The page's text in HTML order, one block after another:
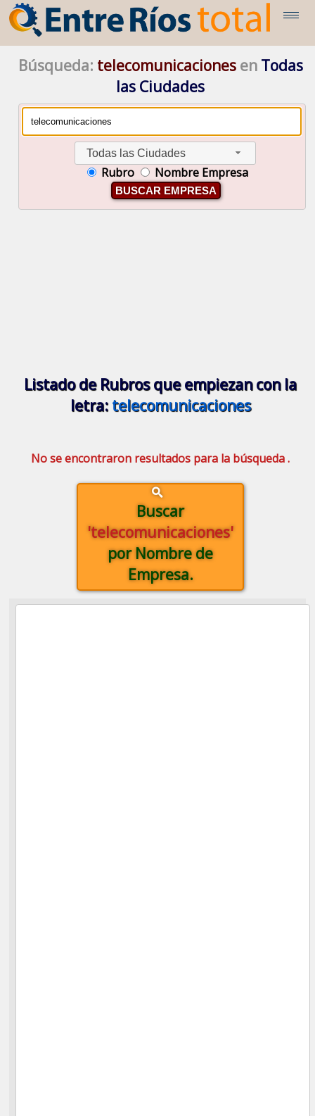
Búsqueda: telecomunicaciones en Todas
las Ciudades
Todas las Ciudades
Rubro Nombre Empresa
BUSCAR EMPRESA
Listado de Rubros que empiezan con la
letra: telecomunicaciones
No se encontraron resultados para la búsqueda .
Buscar
'telecomunicaciones'
por Nombre de
Empresa.